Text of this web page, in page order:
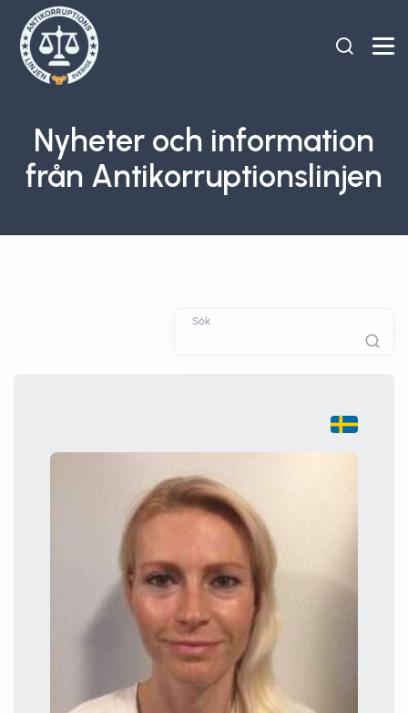
Nyheter och information
från Antikorruptionslinjen
Sök